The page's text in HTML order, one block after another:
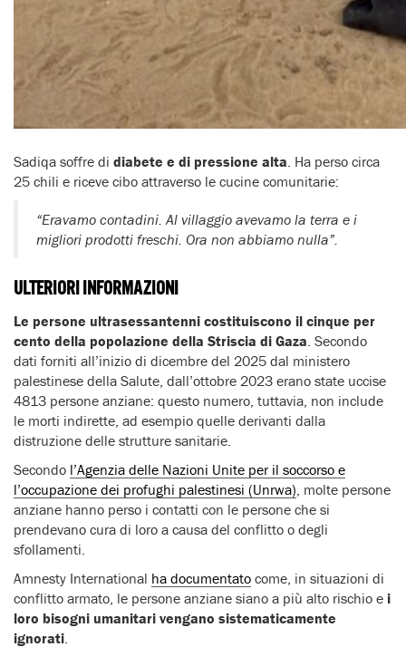
Sadiqa soffre di diabete e di pressione alta . Ha perso circa
25 chili e riceve cibo attraverso le cucine comunitarie:
“Eravamo contadini. Al villaggio avevamo la terra e i
migliori prodotti freschi. Ora non abbiamo nulla”.
ULTERIORI INFORMAZIONI
Le persone ultrasessantenni costituiscono il cinque per
cento della popolazione della Striscia di Gaza . Secondo
dati forniti all’inizio di dicembre del 2025 dal ministero
palestinese della Salute, dall’ottobre 2023 erano state uccise
4813 persone anziane: questo numero, tuttavia, non include
le morti indirette, ad esempio quelle derivanti dalla
distruzione delle strutture sanitarie.
Secondo l’Agenzia delle Nazioni Unite per il soccorso e
l’occupazione dei profughi palestinesi (Unrwa) , molte persone
anziane hanno perso i contatti con le persone che si
prendevano cura di loro a causa del conflitto o degli
sfollamenti.
Amnesty International ha documentato come, in situazioni di
conflitto armato, le persone anziane siano a più alto rischio e i
loro bisogni umanitari vengano sistematicamente
ignorati